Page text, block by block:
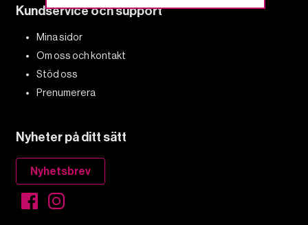
Kundservice och support
Mina sidor
Om oss och kontakt
Stöd oss
Prenumerera
Nyheter på ditt sätt
Nyhetsbrev